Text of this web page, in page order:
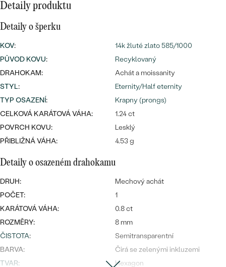
Wave kolekce
PODLE PŘÍLEŽITOSTI
PODLE BARVY
PODLE TVARU KAMENE
NA MÍRU
DIAMANTY
Nejprodávanější
náušnice
PROHLÉDNOUT
Personalizované
přívěsky
OBJEVIT
Nejprodávanější
PROHLÉDNOUT
Detaily produktu
Detaily o šperku
KOV:
14k žluté zlato 585/1000
PŮVOD KOVU:
Recyklovaný
DRAHOKAM:
Achát a moissanity
STYL:
Eternity/Half eternity
TYP OSAZENÍ:
Krapny (prongs)
CELKOVÁ KARÁTOVÁ VÁHA:
1.24 ct
POVRCH KOVU:
Lesklý
PŘIBLIŽNÁ VÁHA:
4.53 g
Detaily o osazeném drahokamu
DRUH:
Mechový achát
POČET:
1
KARÁTOVÁ VÁHA:
0.8 ct
ROZMĚRY:
8 mm
ČISTOTA:
Semitransparentní
BARVA:
Čirá se zelenými inkluzemi
TVAR:
Hexagon